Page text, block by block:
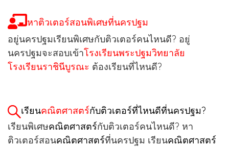
หาติวเตอร์สอนพิเศษที่นครปฐม
อยู่นครปฐมเรียนพิเศษกับติวเตอร์คนไหนดี? อยู่
นครปฐมจะสอบเข้าโรงเรียนพระปฐมวิทยาลัย
โรงเรียนราชินีบูรณะ ต้องเรียนที่ไหนดี?
เรียนคณิตศาสตร์กับติวเตอร์ที่ไหนดีที่นครปฐม?
เรียนพิเศษคณิตศาสตร์กับติวเตอร์คนไหนดี? หา
ติวเตอร์สอนคณิตศาสตร์ที่นครปฐม เรียนคณิตศาสตร์